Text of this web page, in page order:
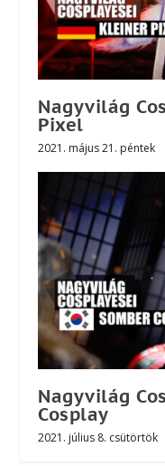
Nagyvilág
Pixel
2021. május 21. péntek
Nagyvilág
Cosplay
2021. július 8. csütörtök